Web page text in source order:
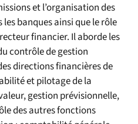
et l’organisation des
banques ainsi que le rôle
financier. Il aborde les
contrôle de gestion
directions financières de
et pilotage de la
gestion prévisionnelle,
des autres fonctions